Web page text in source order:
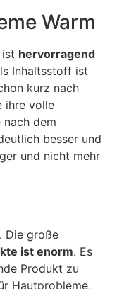
Warm
hervorragend
Inhaltsstoff ist
kurz nach
ihre volle
nach dem
besser und
und nicht mehr
Die große
ist enorm. Es
Produkt zu
Hautprobleme,